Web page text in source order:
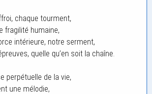
chaque tourment,
fragilité humaine,
intérieure, notre serment,
quelle qu’en soit la chaîne.
perpétuelle de la vie,
une mélodie,